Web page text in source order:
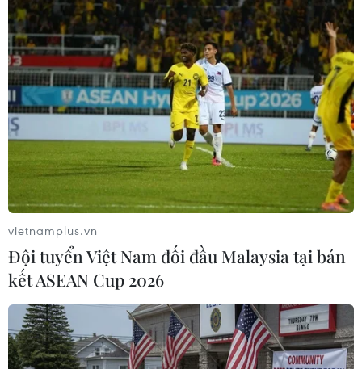
vietnamplus.vn
Đội tuyển Việt Nam đối đầu Malaysia tại bán
kết ASEAN Cup 2026